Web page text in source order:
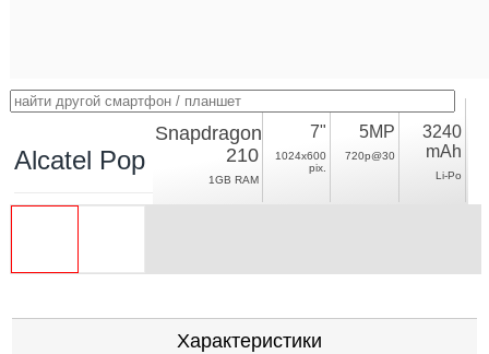
Alcatel Pop 7 LTE
Snapdragon
210
1GB RAM
7"
1024x600
pix.
5MP
720p@30
3240
mAh
Li-Po
Характеристики